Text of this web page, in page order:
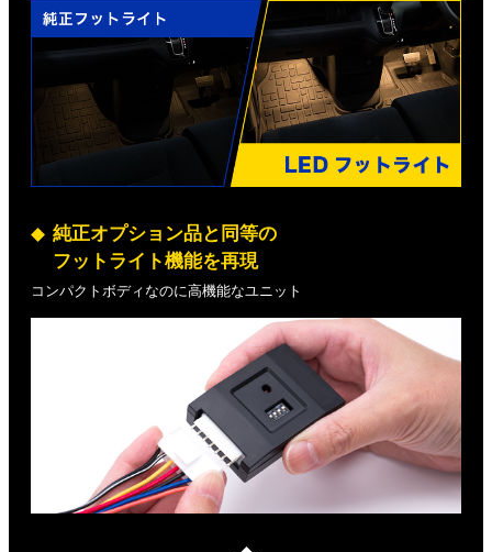
純正オプション品と同等の
フットライト機能を再現
コンパクトボディなのに高機能なユニット